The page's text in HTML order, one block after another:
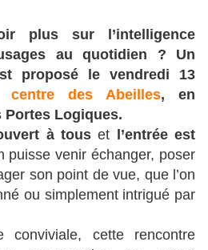
plus sur l’intelligence
au quotidien ? Un
proposé le vendredi 13
centre des Abeilles, en
Portes Logiques.
à touset
l’entrée est
puisse venir échanger, poser
son point de vue, que l’on
ou simplement intrigué par
conviviale, cette rencontre